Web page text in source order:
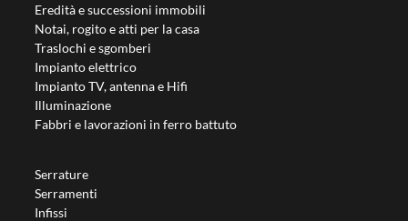
Eredità e successioni immobili
Notai, rogito e atti per la casa
Traslochi e sgomberi
Impianto elettrico
Impianto TV, antenna e Hifi
Illuminazione
Fabbri e lavorazioni in ferro battuto
Serrature
Serramenti
Infissi